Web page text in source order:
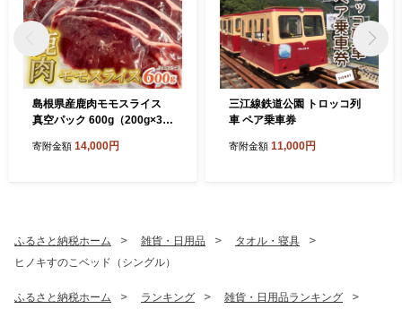
島根県産鹿肉モモスライス
真空パック 600g（200g×3
寄附金額 14,000円
三江線鉄道公園 トロッコ列
車 ペア乗車券
寄附金額 11,000円
ふるさと納税ホーム 雑貨・日用品
タオル・寝具
ヒノキすのこベッド（シングル）
ふるさと納税ホーム ランキング 雑貨・日用品ランキング